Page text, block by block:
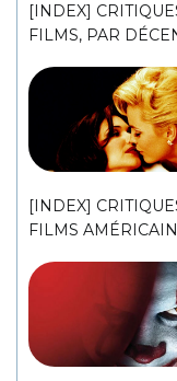
[INDEX]
FILMS, PAR
[INDEX]
FILMS